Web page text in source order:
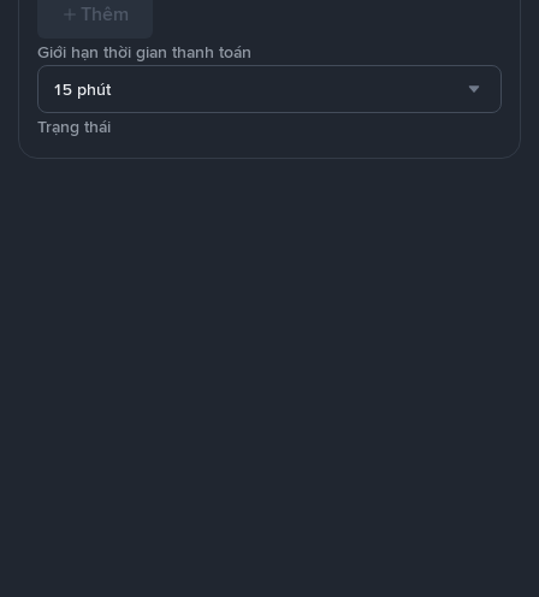
Thêm
Giới hạn thời gian thanh toán
15 phút
Trạng thái